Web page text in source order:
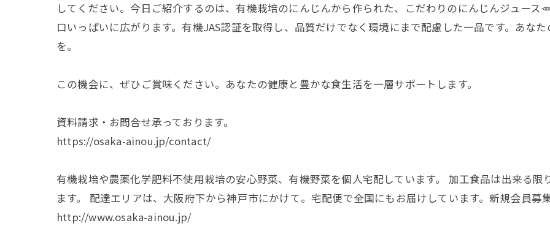
してください。今日ご紹介するのは、有機栽培のにんじんから作られた、こだわりのにんじんジュース
口いっぱいに広がります。有機JAS認証を取得し、品質だけでなく環境にまで配慮した一品です。あな
を。
この機会に、ぜひご賞味ください。あなたの健康と豊かな食生活を一層サポートします。
資料請求・お問合せ承っております。
https://osaka-ainou.jp/contact/
有機栽培や農薬化学肥料不使用栽培の安心野菜、有機野菜を個人宅配しています。 加工食品は出来る
ます。 配達エリアは、大阪府下から神戸市にかけて。宅配便で全国にもお届けしています。新規会員募
http://www.osaka-ainou.jp/